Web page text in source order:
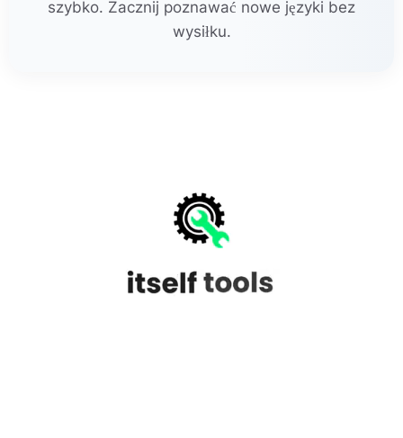
szybko. Zacznij poznawać nowe języki bez
wysiłku.